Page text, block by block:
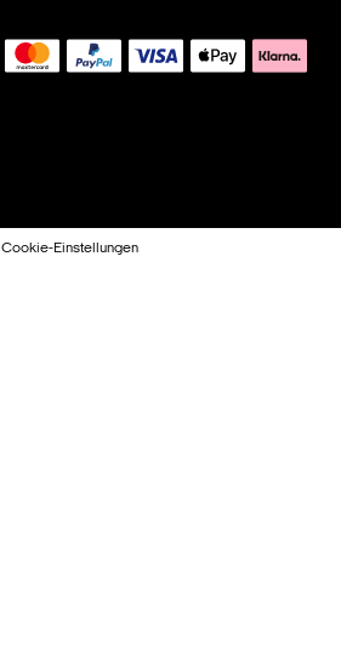
Cookie-Einstellungen